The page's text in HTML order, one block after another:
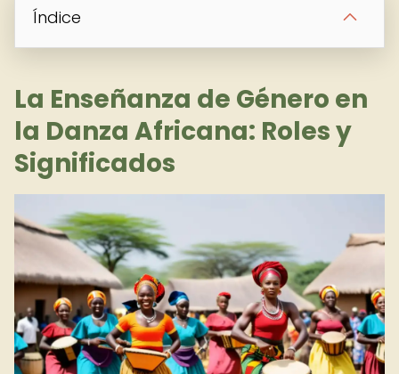
Índice
La Enseñanza de Género en
la Danza Africana: Roles y
Significados